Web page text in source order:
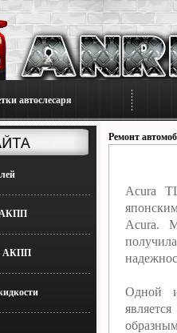
автослесаря
АКПП
АКПП
Ремонт
Acura
Acura.
Одной